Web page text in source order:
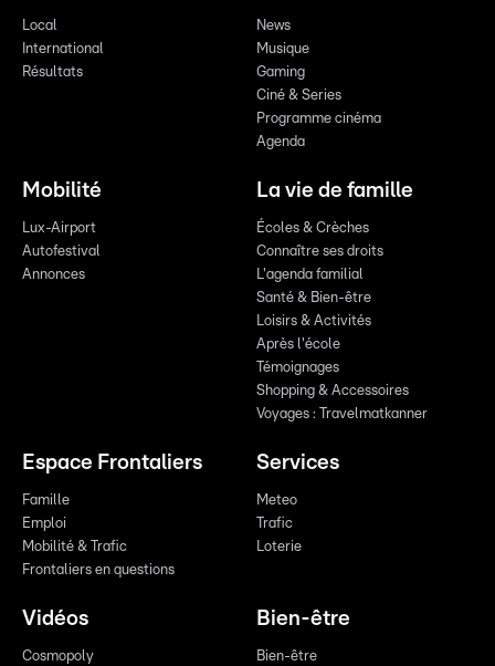
Local
International
Résultats
News
Musique
Gaming
Ciné & Series
Programme cinéma
Agenda
Mobilité
Lux-Airport
Autofestival
Annonces
La vie de famille
Écoles & Crèches
Connaître ses droits
L'agenda familial
Santé & Bien-être
Loisirs & Activités
Après l'école
Témoignages
Shopping & Accessoires
Voyages : Travelmatkanner
Espace Frontaliers
Famille
Emploi
Mobilité & Trafic
Frontaliers en questions
Services
Meteo
Trafic
Loterie
Vidéos
Cosmopoly
Bien-être
Bien-être